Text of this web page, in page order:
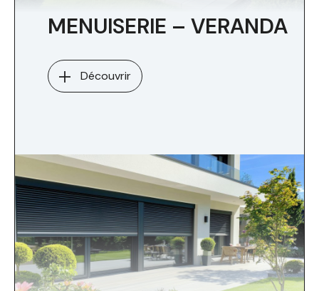
MENUISERIE – VERANDA
Découvrir